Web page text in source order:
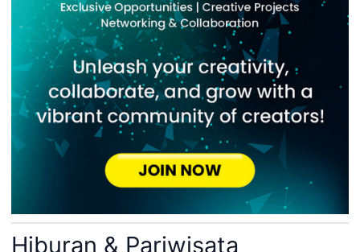
Hiburan & Pariwisata